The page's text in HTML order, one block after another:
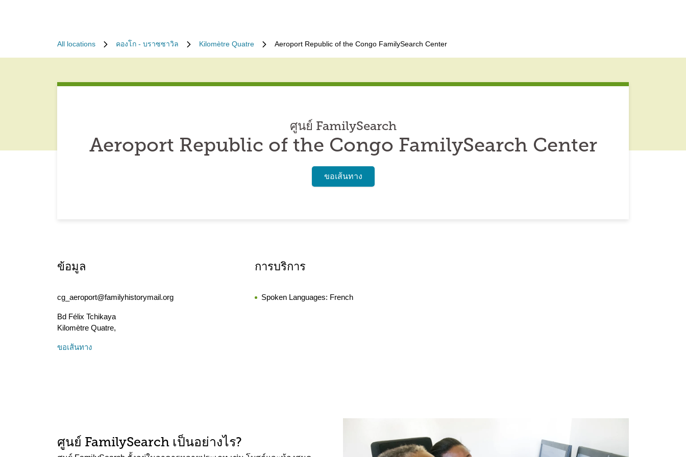
All locations คองโก - บราซซาวิล Kilomètre Quatre Aeroport Republic of the Congo FamilySearch Center
ศูนย์ FamilySearch
Aeroport Republic of the Congo FamilySearch Center
ขอเส้นทาง
ข้อมูล
cg_aeroport@familyhistorymail.org
Bd Félix Tchikaya
Kilomètre Quatre,
ขอเส้นทาง
การบริการ
Spoken Languages: French
ศูนย์ FamilySearch เป็นอย่างไร?